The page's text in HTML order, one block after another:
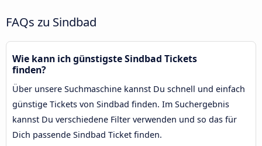
FAQs zu Sindbad
Wie kann ich günstigste Sindbad Tickets
finden?
Über unsere Suchmaschine kannst Du schnell und einfach
günstige Tickets von Sindbad finden. Im Suchergebnis
kannst Du verschiedene Filter verwenden und so das für
Dich passende Sindbad Ticket finden.